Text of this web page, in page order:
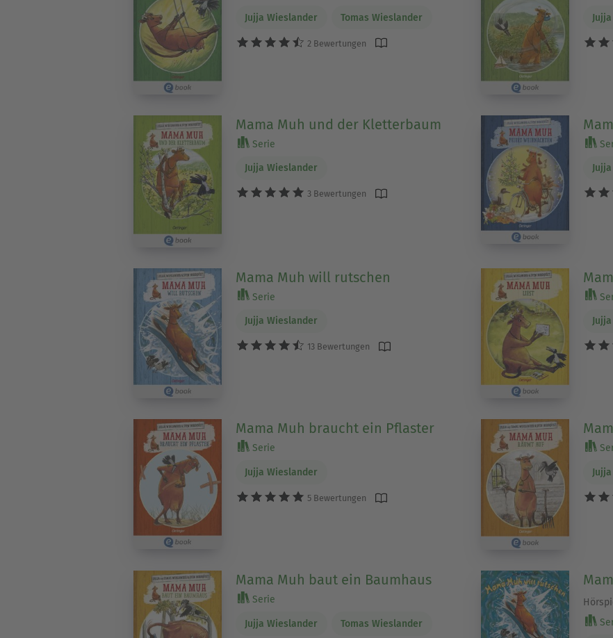
Jujja Wieslander Tomas Wieslander
2 Bewertungen
Mama Muh und der Kletterbaum
Serie
Jujja Wieslander
3 Bewertungen
Mama Muh will rutschen
Serie
Jujja Wieslander
13 Bewertungen
Mama Muh braucht ein Pflaster
Serie
Jujja Wieslander
5 Bewertungen
Mama Muh baut ein Baumhaus
Serie
Jujja Wieslander Tomas Wieslander